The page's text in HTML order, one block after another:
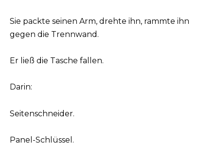
Sie packte seinen Arm, drehte ihn, rammte ihn
gegen die Trennwand.
Er ließ die Tasche fallen.
Darin:
Seitenschneider.
Panel-Schlüssel.